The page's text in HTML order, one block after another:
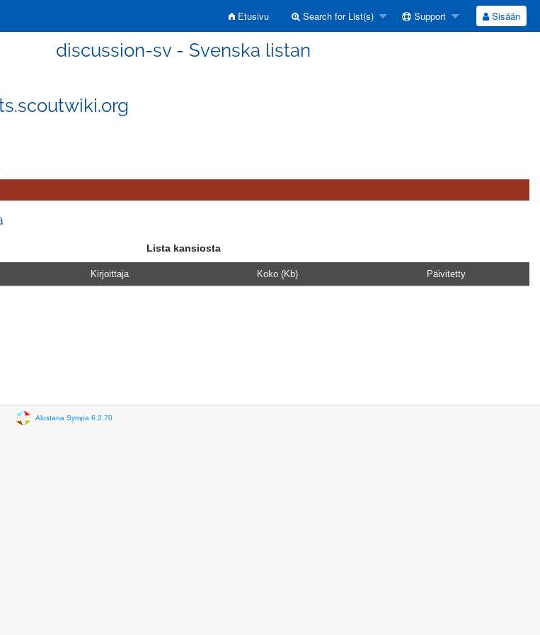
Etusivu Search for List(s) Support Sisään
discussion-sv - Svenska listan
Lista kansiosta
Kirjoittaja Koko (Kb) Päivitetty
Alustana Sympa 6.2.70